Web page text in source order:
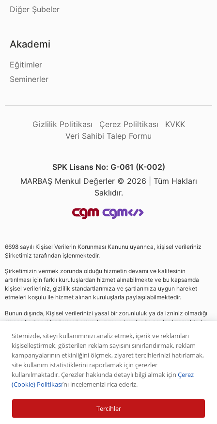
Diğer Şubeler
Akademi
Eğitimler
Seminerler
Gizlilik Politikası Çerez Poliltikası
KVKK
Veri Sahibi Talep Formu
SPK Lisans No: G-061 (K-002)
MARBAŞ Menkul Değerler © 2026 | Tüm Hakları
Saklıdır.
6698 sayılı Kişisel Verilerin Korunması Kanunu uyarınca, kişisel verileriniz
Şirketimiz tarafından işlenmektedir.
Şirketimizin vermek zorunda olduğu hizmetin devamı ve kalitesinin
artırılması için farklı kuruluşlardan hizmet alınabilmekte ve bu kapsamda
kişisel verileriniz, gizlilik standartlarımıza ve şartlarımıza uygun hareket
etmeleri koşulu ile hizmet alınan kuruluşlarla paylaşılabilmektedir.
Bunun dışında, Kişisel verilerinizi yasal bir zorunluluk ya da izniniz olmadığı
sürece herhangi bir üçüncü şahıs, kurum ve kuruluş ile paylaşılmamaktadır.
Web sitemizde yer alan analiz, yorum ve tavsiyeler yatırım danışmanlığı
kapsamında değildir. Bu tavsiyeler genel nitelikte olup, özel olarak sizin mali
durumunuz ile risk ve getiri tercihlerinize uygun olarak hazırlanmamıştır. Bu
nedenle, sadece burada yer alan bilgilere dayanılarak yatırım kararı verilmesi
beklentilerinize uygun sonuçlar doğurmayabilir. Yapılan tüm yorumlar
iyi ve en doğru araştırmaların bütünüyle iyi niyetli bir ürünüdür. Yorumlar ve
Sitemizde, siteyi kullanımınızı analiz etmek, içerik ve reklamları
kişiselleştirmek, gösterilen reklam sayısını sınırlandırmak, reklam
kampanyalarının etkinliğini ölçmek, ziyaret tercihlerinizi hatırlamak,
site kullanım istatistiklerini raporlamak için çerezler
kullanılmaktadır. Çerezler hakkında detaylı bilgi almak için Çerez
(Cookie) Politikası’nı incelemenizi rica ederiz.
Tercihler